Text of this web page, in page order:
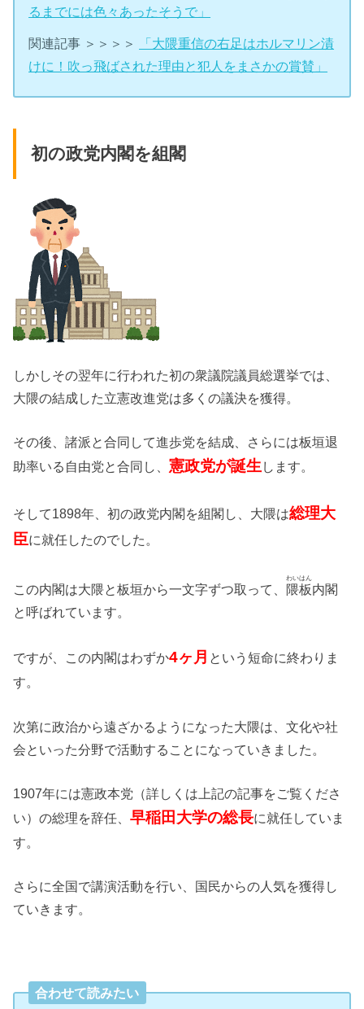
るまでには色々あったそうで」
関連記事 ＞＞＞＞
「大隈重信の右足はホルマリン漬
けに！吹っ飛ばされた理由と犯人をまさかの賞賛」
初の政党内閣を組閣
しかしその翌年に行われた初の衆議院議員総選挙では、
大隈の結成した立憲改進党は多くの議決を獲得。
その後、諸派と合同して進歩党を結成、さらには板垣退
助率いる自由党と合同し、憲政党が誕生 します。
そして1898年、初の政党内閣を組閣し、大隈は総理大
臣に就任したのでした。
この内閣は大隈と板垣から一文字ずつ取って、 隈板
わいはん
内閣
と呼ばれています。
ですが、この内閣はわずか4ヶ月 という短命に終わりま
す。
次第に政治から遠ざかるようになった大隈は、文化や社
会といった分野で活動することになっていきました。
1907年には憲政本党（詳しくは上記の記事をご覧くださ
い）の総理を辞任、早稲田大学の総長に就任していま
す。
さらに全国で講演活動を行い、国民からの人気を獲得し
ていきます。
合わせて読みたい